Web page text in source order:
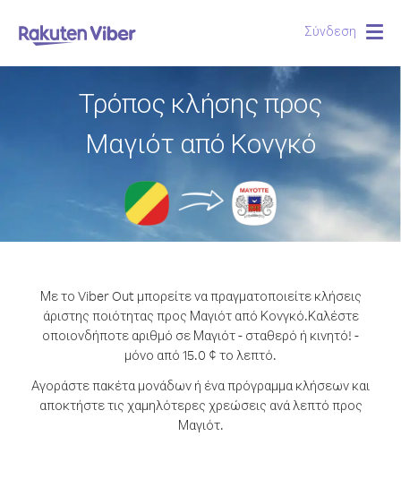
Σύνδεση
Τρόπος κλήσης προς
Μαγιότ από Κονγκό
Με το Viber Out μπορείτε να πραγματοποιείτε κλήσεις
άριστης ποιότητας προς Μαγιότ από Κονγκό.Καλέστε
οποιονδήποτε αριθμό σε Μαγιότ - σταθερό ή κινητό! -
μόνο από 15.0 ¢ το λεπτό.
Αγοράστε πακέτα μονάδων ή ένα πρόγραμμα κλήσεων και
αποκτήστε τις χαμηλότερες χρεώσεις ανά λεπτό προς
Μαγιότ.